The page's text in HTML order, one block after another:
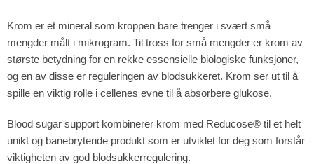
Krom er et mineral som kroppen bare trenger i svært små
mengder målt i mikrogram. Til tross for små mengder er krom av
største betydning for en rekke essensielle biologiske funksjoner,
og en av disse er reguleringen av blodsukkeret. Krom ser ut til å
spille en viktig rolle i cellenes evne til å absorbere glukose.
Blood sugar support kombinerer krom med Reducose® til et helt
unikt og banebrytende produkt som er utviklet for deg som forstår
viktigheten av god blodsukkerregulering.